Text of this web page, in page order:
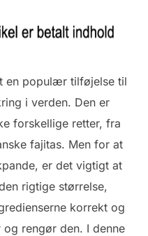
en populær tilføjelse til
i verden. Den er
forskellige retter, fra
fajitas. Men for at
er det vigtigt at
rigtige størrelse,
korrekt og
rengør den. I denne